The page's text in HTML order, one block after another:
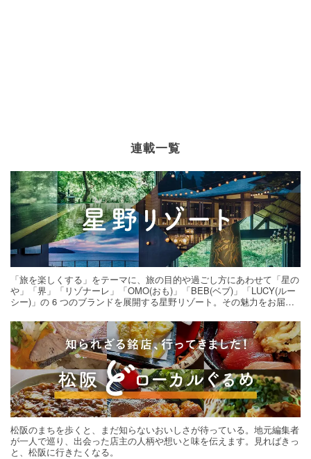
連載一覧
「旅を楽しくする」をテーマに、旅の目的や過ごし方にあわせて「星の
や」「界」「リゾナーレ」「OMO(おも)」「BEB(ベブ)」「LUCY(ルー
シー)」の 6 つのブランドを展開する星野リゾート。その魅力をお届け
松阪のまちを歩くと、まだ知らないおいしさが待っている。地元編集者
が一人で巡り、出会った店主の人柄や想いと味を伝えます。見ればきっ
と、松阪に行きたくなる。